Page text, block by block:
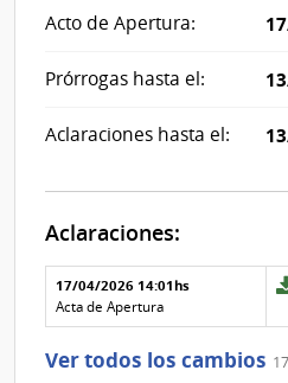
Acto de Apertura:
Prórrogas hasta el:
Aclaraciones hasta el:
Aclaraciones:
Aclaraciones del llamado
Fecha y
texto de
la
Archivo
de la
17/04/2026 14:01hs
Acta de Apertura
Ver todos los cambios